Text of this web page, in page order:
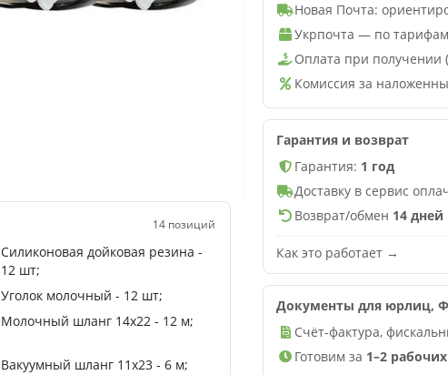
Новая Почта:
Укрпочта — по
Оплата при получении
Комиссия за
Гарантия и возврат
Гарантия: 1 год
Доставку в сервис
Возврат/обмен 14 дней
Как это работает →
Документы для юрлиц,
Счёт-фактура,
Готовим за 1–2
14 позиций
Силиконовая дойковая резина -
12 шт;
Уголок молочный - 12 шт;
Молочный шланг 14х22 - 12 м;
Вакуумный шланг 11х23 - 6 м;